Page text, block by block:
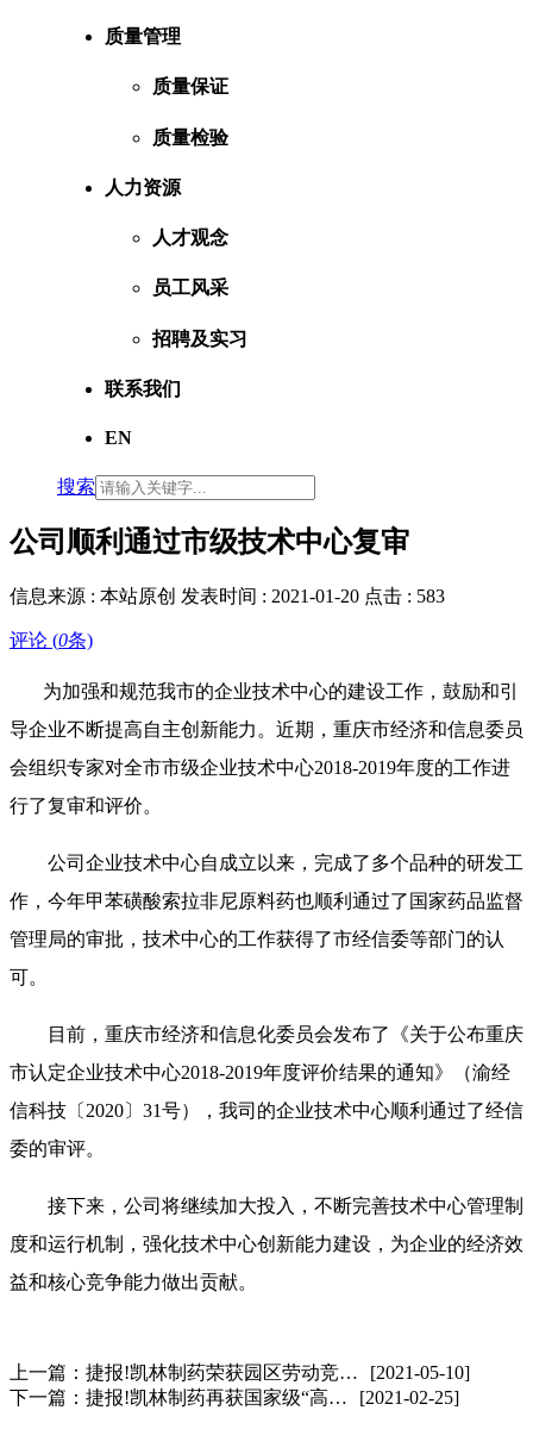
质量管理
质量保证
质量检验
人力资源
人才观念
员工风采
招聘及实习
联系我们
EN
搜索
公司顺利通过市级技术中心复审
信息来源 : 本站原创 发表时间 : 2021-01-20 点击 : 583
评论 (0条)
为加强和规范我市的企业技术中心的建设工作，鼓励和引
导企业不断提高自主创新能力。近期，重庆市经济和信息委员
会组织专家对全市市级企业技术中心2018-2019年度的工作进
行了复审和评价。
公司企业技术中心自成立以来，完成了多个品种的研发工
作，今年甲苯磺酸索拉非尼原料药也顺利通过了国家药品监督
管理局的审批，技术中心的工作获得了市经信委等部门的认
可。
目前，重庆市经济和信息化委员会发布了《关于公布重庆
市认定企业技术中心2018-2019年度评价结果的通知》（渝经
信科技〔2020〕31号），我司的企业技术中心顺利通过了经信
委的审评。
接下来，公司将继续加大投入，不断完善技术中心管理制
度和运行机制，强化技术中心创新能力建设，为企业的经济效
益和核心竞争能力做出贡献。
上一篇： 捷报!凯林制药荣获园区劳动竞…
[2021-05-10]
下一篇： 捷报!凯林制药再获国家级“高… [2021-02-25]